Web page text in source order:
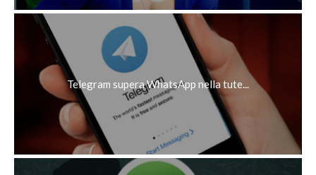
Telegram supera WhatsApp nella tute...